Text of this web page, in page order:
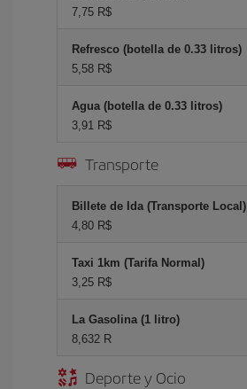
7,75 R$
Refresco (botella de 0.33 litros)
5,58 R$
Agua (botella de 0.33 litros)
3,91 R$
Transporte
Billete de Ida (Transporte Local)
4,80 R$
Taxi 1km (Tarifa Normal)
3,25 R$
La Gasolina (1 litro)
8,632 R
Deporte y Ocio